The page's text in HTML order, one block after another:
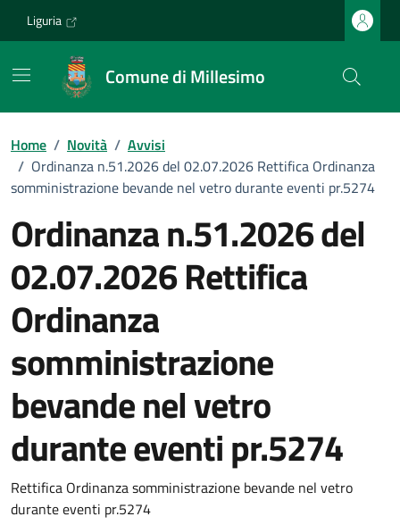
Liguria
Comune di Millesimo
Home / Novità / Avvisi
/ Ordinanza n.51.2026 del 02.07.2026 Rettifica Ordinanza
somministrazione bevande nel vetro durante eventi pr.5274
Ordinanza n.51.2026 del
02.07.2026 Rettifica
Ordinanza
somministrazione
bevande nel vetro
durante eventi pr.5274
Dettagli della notizia
Rettifica Ordinanza somministrazione bevande nel vetro
durante eventi pr.5274